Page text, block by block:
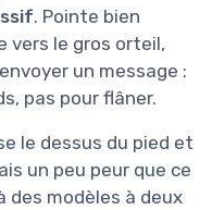
. Pointe bien
vers le gros orteil,
un message :
pas pour flâner.
le dessus du pied et
un peu peur que ce
des modèles à deux